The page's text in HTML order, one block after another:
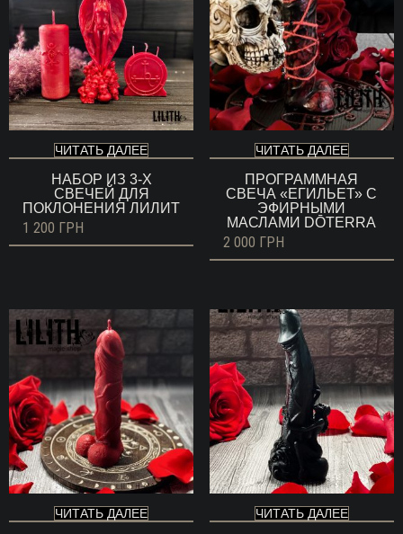
ЧИТАТЬ ДАЛЕЕ
НАБОР ИЗ 3-Х
СВЕЧЕЙ ДЛЯ
ПОКЛОНЕНИЯ ЛИЛИТ
1 200 ГРН
ЧИТАТЬ ДАЛЕЕ
ПРОГРАММНАЯ
СВЕЧА «ЕГИЛЬЕТ» С
ЭФИРНЫМИ
МАСЛАМИ DŌTERRA
2 000 ГРН
ЧИТАТЬ ДАЛЕЕ ЧИТАТЬ ДАЛЕЕ